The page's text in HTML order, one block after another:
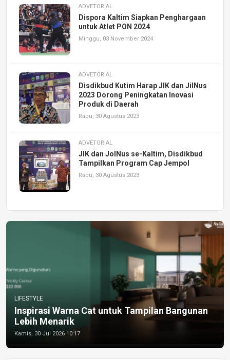
ADVETORIAL
Dispora Kaltim Siapkan Penghargaan
untuk Atlet PON 2024
Minggu, 03 November 2024
ADVETORIAL
Disdikbud Kutim Harap JIK dan JilNus
2023 Dorong Peningkatan Inovasi
Produk di Daerah
Rabu, 30 Agustus 2023
ADVETORIAL
JIK dan JolNus se-Kaltim, Disdikbud
Tampilkan Program Cap Jempol
Rabu, 30 Agustus 2023
LIFESTYLE
Inspirasi Warna Cat untuk Tampilan Bangunan
Lebih Menarik
Kamis, 30 Jul 2026 10:17